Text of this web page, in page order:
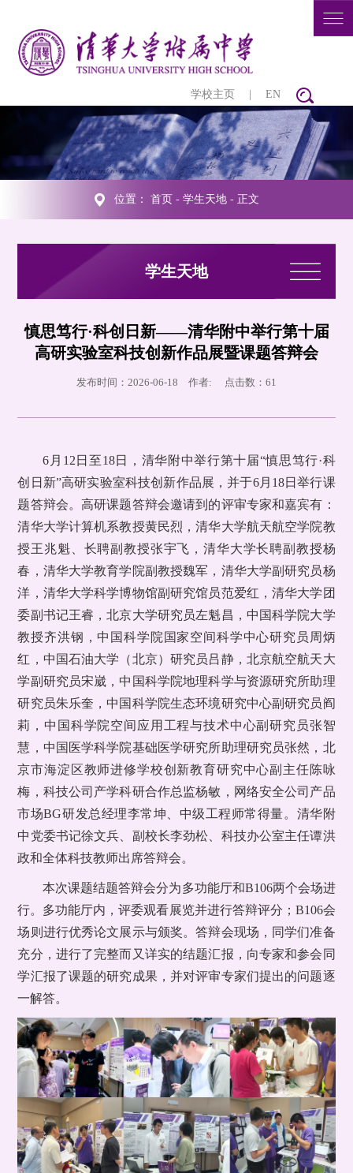
学校主页 EN
位置： 首页- 学生天地- 正文
学生天地
慎思笃行·科创日新——清华附中举行第十届
高研实验室科技创新作品展暨课题答辩会
发布时间：2026-06-18 作者: 点击数： 61
6月12日至18日，清华附中举行第十届“慎思笃行·科
创日新”高研实验室科技创新作品展，并于6月18日举行课
题答辩会。高研课题答辩会邀请到的评审专家和嘉宾有：
清华大学计算机系教授黄民烈，清华大学航天航空学院教
授王兆魁、长聘副教授张宇飞，清华大学长聘副教授杨
春，清华大学教育学院副教授魏军，清华大学副研究员杨
洋，清华大学科学博物馆副研究馆员范爱红，清华大学团
委副书记王睿，北京大学研究员左魁昌，中国科学院大学
教授齐洪钢，中国科学院国家空间科学中心研究员周炳
红，中国石油大学（北京）研究员吕静，北京航空航天大
学副研究员宋崴，中国科学院地理科学与资源研究所助理
研究员朱乐奎，中国科学院生态环境研究中心副研究员阎
莉，中国科学院空间应用工程与技术中心副研究员张智
慧，中国医学科学院基础医学研究所助理研究员张然，北
京市海淀区教师进修学校创新教育研究中心副主任陈咏
梅，科技公司产学科研合作总监杨敏，网络安全公司产品
市场BG研发总经理李常坤、中级工程师常得量。清华附
中党委书记徐文兵、副校长李劲松、科技办公室主任谭洪
政和全体科技教师出席答辩会。
本次课题结题答辩会分为多功能厅和B106两个会场进
行。多功能厅内，评委观看展览并进行答辩评分；B106会
场则进行优秀论文展示与颁奖。答辩会现场，同学们准备
充分，进行了完整而又详实的结题汇报，向专家和参会同
学汇报了课题的研究成果，并对评审专家们提出的问题逐
一解答。